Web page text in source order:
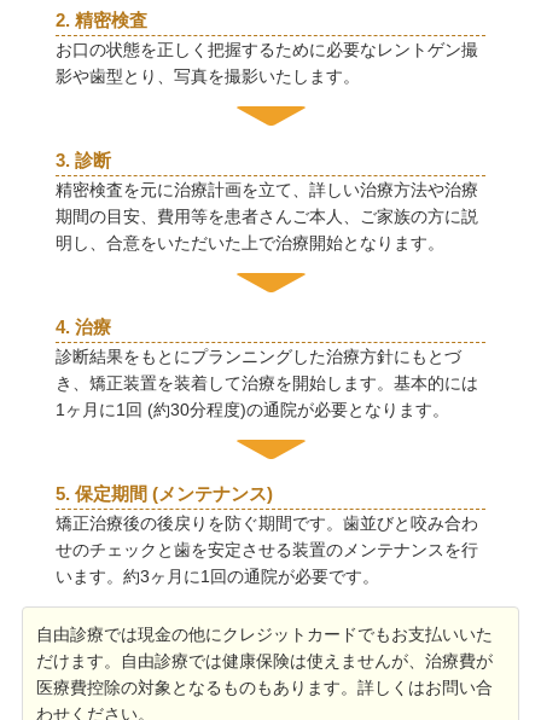
2. 精密検査
お口の状態を正しく把握するために必要なレントゲン撮
影や歯型とり、写真を撮影いたします。
3. 診断
精密検査を元に治療計画を立て、詳しい治療方法や治療
期間の目安、費用等を患者さんご本人、ご家族の方に説
明し、合意をいただいた上で治療開始となります。
4. 治療
診断結果をもとにプランニングした治療方針にもとづ
き、矯正装置を装着して治療を開始します。基本的には
1ヶ月に1回 (約30分程度)の通院が必要となります。
5. 保定期間 (メンテナンス)
矯正治療後の後戻りを防ぐ期間です。歯並びと咬み合わ
せのチェックと歯を安定させる装置のメンテナンスを行
います。約3ヶ月に1回の通院が必要です。
自由診療では現金の他にクレジットカードでもお支払いいた
だけます。自由診療では健康保険は使えませんが、治療費が
医療費控除の対象となるものもあります。詳しくはお問い合
わせください。